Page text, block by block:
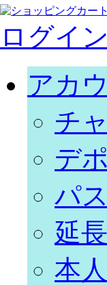
ログイン
アカ
チ
デ
パ
延長
本